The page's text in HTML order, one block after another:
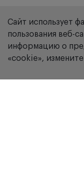
Сайт использует
пользования веб-
информацию о
«cookie»,